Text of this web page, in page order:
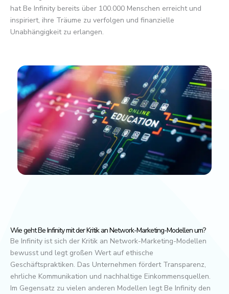
hat Be Infinity bereits über 100.000 Menschen erreicht und
inspiriert, ihre Träume zu verfolgen und finanzielle
Unabhängigkeit zu erlangen.
Wie geht Be Infinity mit der Kritik an Network-Marketing-Modellen um?
Be Infinity ist sich der Kritik an Network-Marketing-Modellen
bewusst und legt großen Wert auf ethische
Geschäftspraktiken. Das Unternehmen fördert Transparenz,
ehrliche Kommunikation und nachhaltige Einkommensquellen.
Im Gegensatz zu vielen anderen Modellen legt Be Infinity den